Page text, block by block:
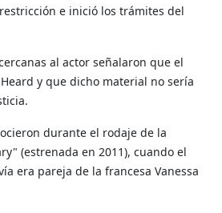
e inició los trámites del
al actor señalaron que el
y que dicho material no sería
durante el rodaje de la
(estrenada en 2011), cuando el
era pareja de la francesa Vanessa